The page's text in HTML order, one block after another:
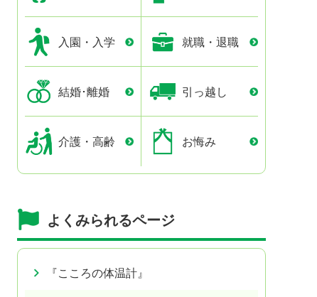
入園・入学 就職・退職
結婚･離婚 引っ越し
介護・高齢 お悔み
よくみられるページ
『こころの体温計』